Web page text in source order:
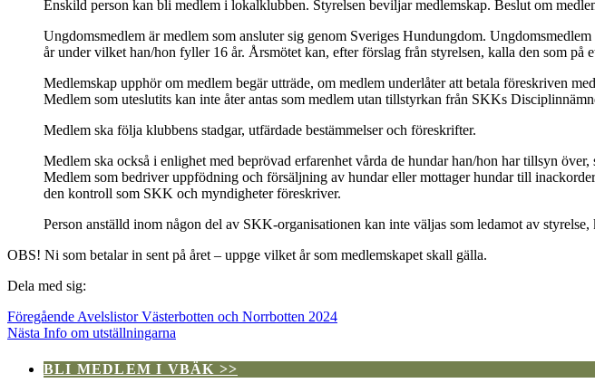
Enskild person kan bli medlem i lokalklubben. Styrelsen beviljar medlemskap. Beslut om
Ungdomsmedlem är medlem som ansluter sig genom Sveriges Hundungdom.
år under vilket han/hon fyller 16 år. Årsmötet kan, efter förslag från styrelsen, kalla den som
Medlemskap upphör om medlem begär utträde, om medlem underlåter att betala föreskriven
Medlem som uteslutits kan inte åter antas som medlem utan tillstyrkan från SKKs
Medlem ska följa klubbens stadgar, utfärdade bestämmelser och föreskrifter.
Medlem ska också i enlighet med beprövad erfarenhet vårda de hundar han/hon har tillsyn
Medlem som bedriver uppfödning och försäljning av hundar eller mottager hundar till
den kontroll som SKK och myndigheter föreskriver.
Person anställd inom någon del av SKK-organisationen kan inte väljas som ledamot av
OBS! Ni som betalar in sent på året – uppge vilket år som medlemskapet skall gälla.
Dela med sig:
Föregående Avelslistor Västerbotten och Norrbotten 2024
Nästa Info om utställningarna
BLI MEDLEM I VBÄK >>